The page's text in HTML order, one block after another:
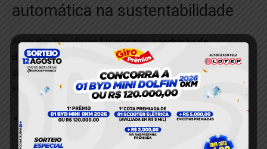
automática na sustentabilidade
Além dos benefícios financeiros, aredução de
desperdícios
proporcionada pela empacotadora
automática também contribui para práticas mais
sustentáveis na indústria.
Menos resíduos: O aproveitamento eficiente de
materiais reduz a geração de lixo industrial.